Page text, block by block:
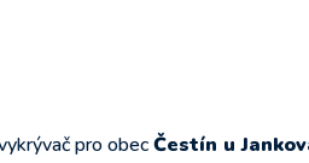
pro obecČestín u